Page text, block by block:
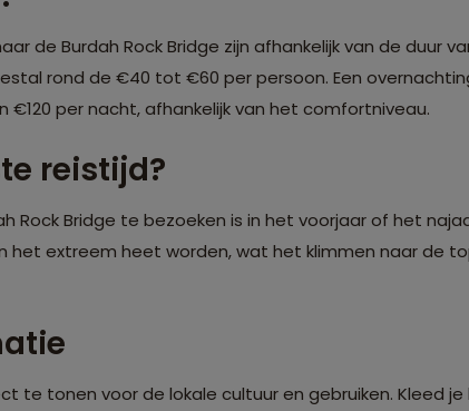
de Burdah Rock Bridge zijn afhankelijk van de duur
rond de €40 tot €60 per persoon. Een
per nacht, afhankelijk van het comfortniveau.
reistijd?
Rock Bridge te bezoeken is in het voorjaar of het
het extreem heet worden, wat het klimmen naar de
te tonen voor de lokale cultuur en gebruiken. Kleed